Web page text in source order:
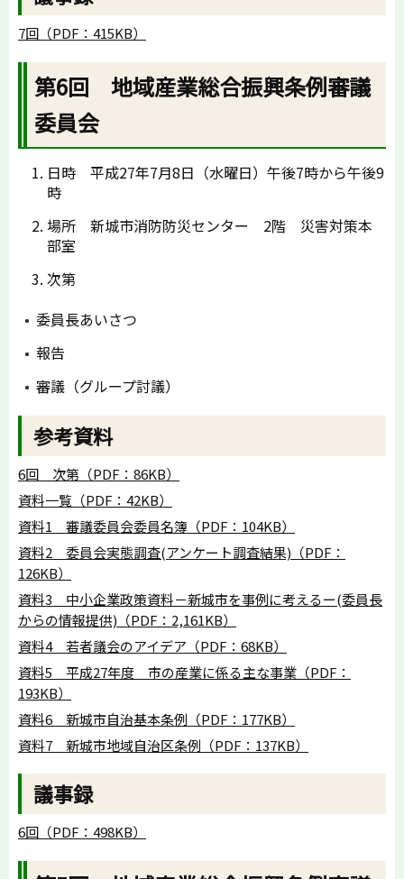
7回（PDF：415KB）
第6回 地域産業総合振興条例審議
委員会
日時 平成27年7月8日（水曜日）午後7時から午後9
時
場所 新城市消防防災センター 2階 災害対策本
部室
次第
委員長あいさつ
報告
審議（グループ討議）
参考資料
6回 次第（PDF：86KB）
資料一覧（PDF：42KB）
資料1 審議委員会委員名簿（PDF：104KB）
資料2 委員会実態調査(アンケート調査結果)（PDF：
126KB）
資料3 中小企業政策資料－新城市を事例に考えるー(委員長
からの情報提供)（PDF：2,161KB）
資料4 若者議会のアイデア（PDF：68KB）
資料5 平成27年度 市の産業に係る主な事業（PDF：
193KB）
資料6 新城市自治基本条例（PDF：177KB）
資料7 新城市地域自治区条例（PDF：137KB）
議事録
6回（PDF：498KB）